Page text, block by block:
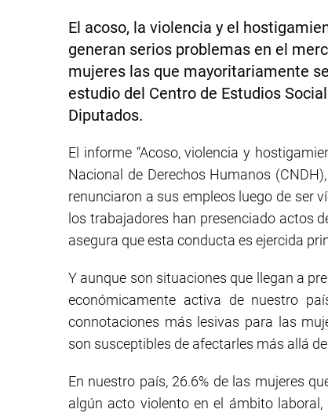
El acoso, la violencia y el
generan serios problemas en el
mujeres las que mayoritariamente
estudio del Centro de Estudios
Diputados.
El informe “Acoso, violencia y
Nacional de Derechos Humanos
renunciaron a sus empleos luego de ser
los trabajadores han presenciado actos
asegura que esta conducta es ejercida
Y aunque son situaciones que llegan a
económicamente activa de nuestro
connotaciones más lesivas para las
son susceptibles de afectarles más allá
En nuestro país, 26.6% de las mujeres
algún acto violento en el ámbito